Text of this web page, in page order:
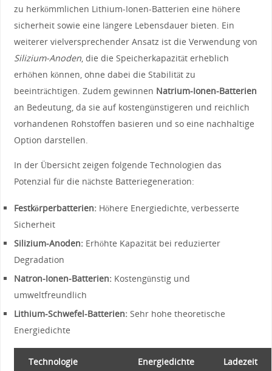
zu herkömmlichen Lithium-Ionen-Batterien eine höhere
sicherheit sowie eine längere Lebensdauer bieten. Ein
weiterer⁢ vielversprechender Ansatz ist die Verwendung von
Silizium-Anoden, die ⁢die⁢ Speicherkapazität⁤ erheblich
erhöhen können, ohne dabei die⁤ Stabilität zu
beeinträchtigen. Zudem gewinnen Natrium-Ionen-Batterien
an Bedeutung, ⁢da sie ​auf kostengünstigeren⁣ und ⁢reichlich
vorhandenen Rohstoffen​ basieren und so eine nachhaltige
Option​ darstellen.
In der Übersicht zeigen⁣ folgende Technologien das
‍Potenzial für die nächste Batteriegeneration:
Festkörperbatterien:Höhere Energiedichte, ‍verbesserte
Sicherheit
Silizium-Anoden:Erhöhte Kapazität bei reduzierter
Degradation
Natron-Ionen-Batterien:Kostengünstig und
umweltfreundlich
Lithium-Schwefel-Batterien:⁤Sehr hohe theoretische
Energiedichte
Technologie
Energiedichte⁣
Ladezeit